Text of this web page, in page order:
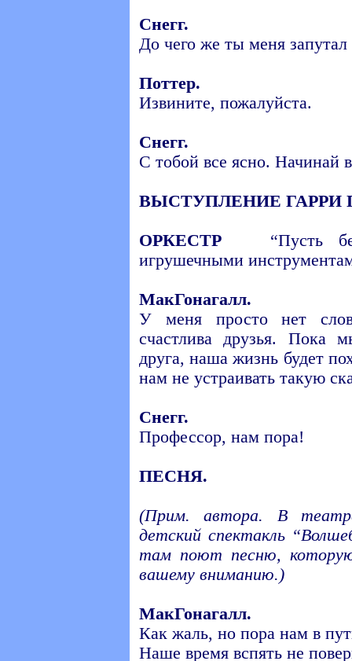
Снегг.
До чего же ты меня
Поттер.
Извините, пожалуйста.
Снегг.
С тобой все ясно. Начинай
ВЫСТУПЛЕНИЕ ГАРРИ
ОРКЕСТР “Пусть
игрушечными
МакГонагалл.
У меня просто нет
счастлива друзья.
друга, наша жизнь будет
нам не устраивать такую
Снегг.
Профессор, нам пора!
ПЕСНЯ.
(Прим. автора. В
детский спектакль
там поют песню, которую
вашему вниманию.)
МакГонагалл.
Как жаль, но пора нам в
Наше время вспять не